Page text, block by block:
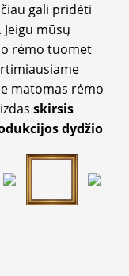
gali pridėti
mūsų
rėmo tuomet
matomas rėmo
skirsis
dydžio